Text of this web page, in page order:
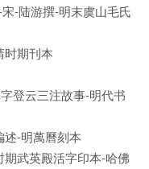
-陆游撰-明末虞山毛氏
时期刊本
登云三注故事-明代书
-明萬曆刻本
武英殿活字印本-哈佛